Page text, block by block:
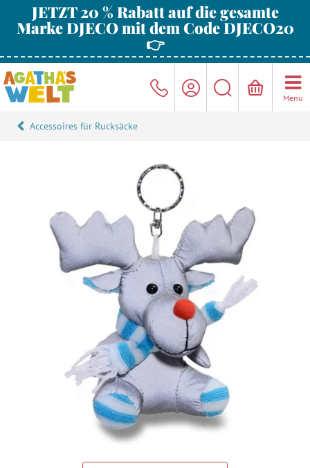
JETZT 20 % Rabatt auf die gesamte
Marke DJECO mit dem Code DJECO20
👉
Menu
Accessoires für Rucksäcke